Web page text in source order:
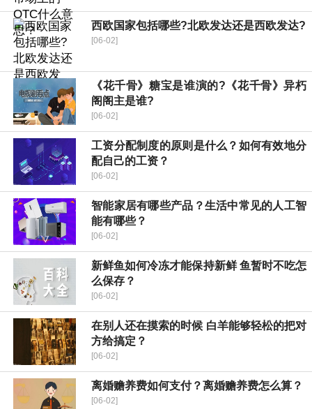
西欧国家包括哪些?北欧发达还是西欧发达?
[06-02]
《花千骨》糖宝是谁演的?《花千骨》异朽
阁阁主是谁?
[06-02]
工资分配制度的原则是什么？如何有效地分
配自己的工资？
[06-02]
智能家居有哪些产品？生活中常见的人工智
能有哪些？
[06-02]
新鲜鱼如何冷冻才能保持新鲜 鱼暂时不吃怎
么保存？
[06-02]
在别人还在摸索的时候 白羊能够轻松的把对
方给搞定？
[06-02]
离婚赡养费如何支付？离婚赡养费怎么算？
[06-02]